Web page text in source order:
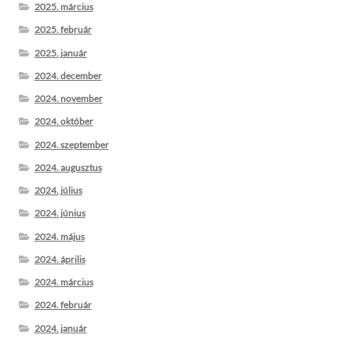
2025. március
2025. február
2025. január
2024. december
2024. november
2024. október
2024. szeptember
2024. augusztus
2024. július
2024. június
2024. május
2024. április
2024. március
2024. február
2024. január